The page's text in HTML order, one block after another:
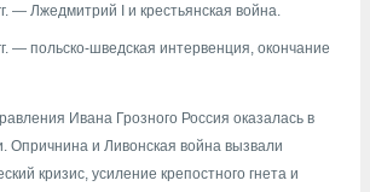
— Лжедмитрий I и крестьянская война.
— польско-шведская интервенция, окончание
Ивана Грозного Россия оказалась в
Опричнина и Ливонская война вызвали
кризис, усиление крепостного гнета и